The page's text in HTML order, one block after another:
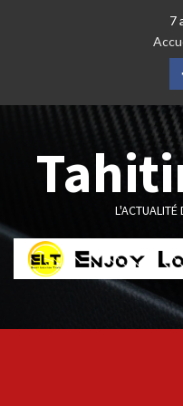
7
L'ACTUALITÉ